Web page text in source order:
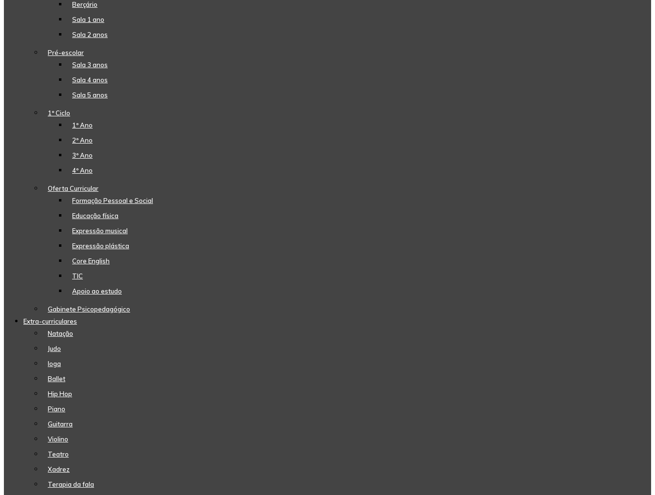
Berçário
Sala 1 ano
Sala 2 anos
Pré-escolar
Sala 3 anos
Sala 4 anos
Sala 5 anos
1º Ciclo
1º Ano
2º Ano
3º Ano
4º Ano
Oferta Curricular
Formação Pessoal e Social
Educação física
Expressão musical
Expressão plástica
Core English
TIC
Apoio ao estudo
Gabinete Psicopedagógico
Extra-curriculares
Natação
Judo
Ioga
Ballet
Hip Hop
Piano
Guitarra
Violino
Teatro
Xadrez
Terapia da fala